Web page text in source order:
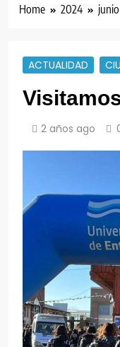
Home 2024 junio
ACTUALIDAD
2 años ago